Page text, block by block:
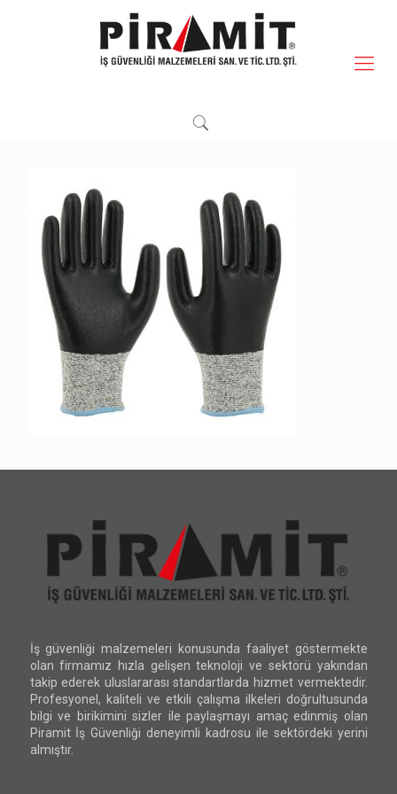
İş güvenliği malzemeleri konusunda faaliyet göstermekte
olan firmamız hızla gelişen teknoloji ve sektörü yakından
takip ederek uluslararası standartlarda hizmet vermektedir.
Profesyonel, kaliteli ve etkili çalışma ilkeleri doğrultusunda
bilgi ve birikimini sizler ile paylaşmayı amaç edinmiş olan
Piramit İş Güvenliği deneyimli kadrosu ile sektördeki yerini
almıştır.